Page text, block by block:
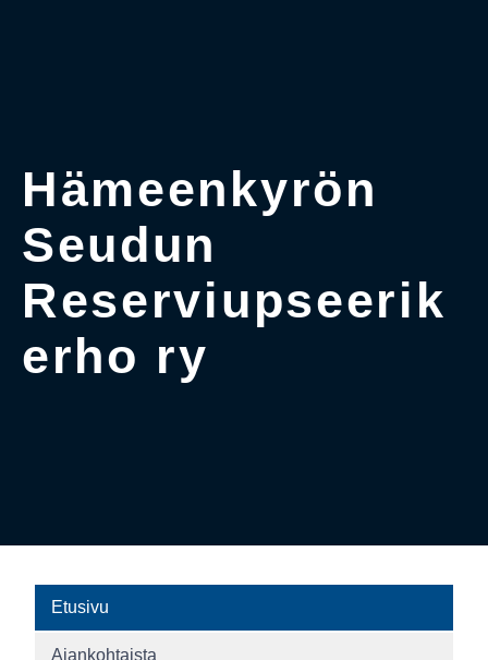
Hämeenkyrön
Seudun
Reserviupseerik
erho ry
Etusivu
Ajankohtaista